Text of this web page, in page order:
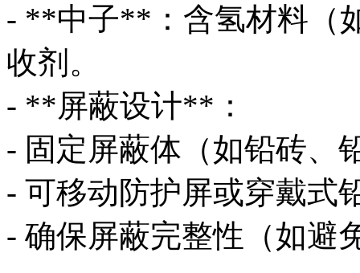
- **中子**：含氢材料（
收剂。
- **屏蔽设计**：
- 固定屏蔽体（如铅砖、
- 可移动防护屏或穿戴式
- 确保屏蔽完整性（如避